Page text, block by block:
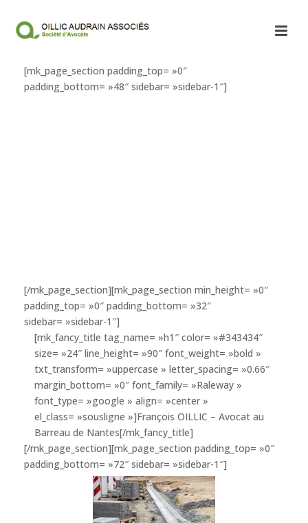
[mk_page_section padding_top= »0″
padding_bottom= »48″ sidebar= »sidebar-1″]
[/mk_page_section][mk_page_section min_height= »0″
padding_top= »0″ padding_bottom= »32″
sidebar= »sidebar-1″]
[mk_fancy_title tag_name= »h1″ color= »#343434″
size= »24″ line_height= »90″ font_weight= »bold »
txt_transform= »uppercase » letter_spacing= »0.66″
margin_bottom= »0″ font_family= »Raleway »
font_type= »google » align= »center »
el_class= »sousligne »]François OILLIC – Avocat au
Barreau de Nantes[/mk_fancy_title]
[/mk_page_section][mk_page_section padding_top= »0″
padding_bottom= »72″ sidebar= »sidebar-1″]